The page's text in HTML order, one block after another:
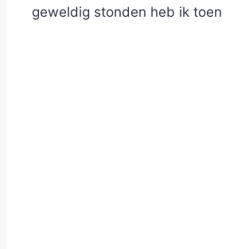
geweldig stonden heb ik